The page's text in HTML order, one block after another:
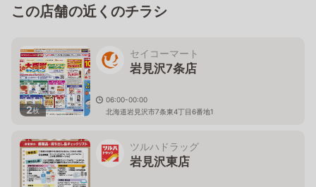
この店舗の近くのチラシ
2枚
セイコーマート
岩見沢7条店
06:00-00:00
北海道岩見沢市7条東4丁目6番地1
ツルハドラッグ
岩見沢東店